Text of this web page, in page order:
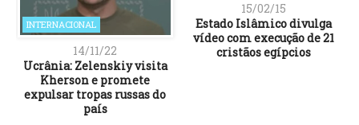
INTERNACIONAL
14/11/22
Ucrânia: Zelenskiy visita
Kherson e promete
expulsar tropas russas do
país
15/02/15
Estado Islâmico divulga
vídeo com execução de 21
cristãos egípcios